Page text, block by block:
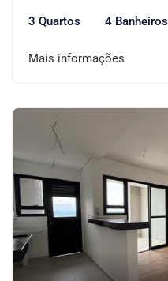
3 Quartos 4 Banheiros
Mais informações